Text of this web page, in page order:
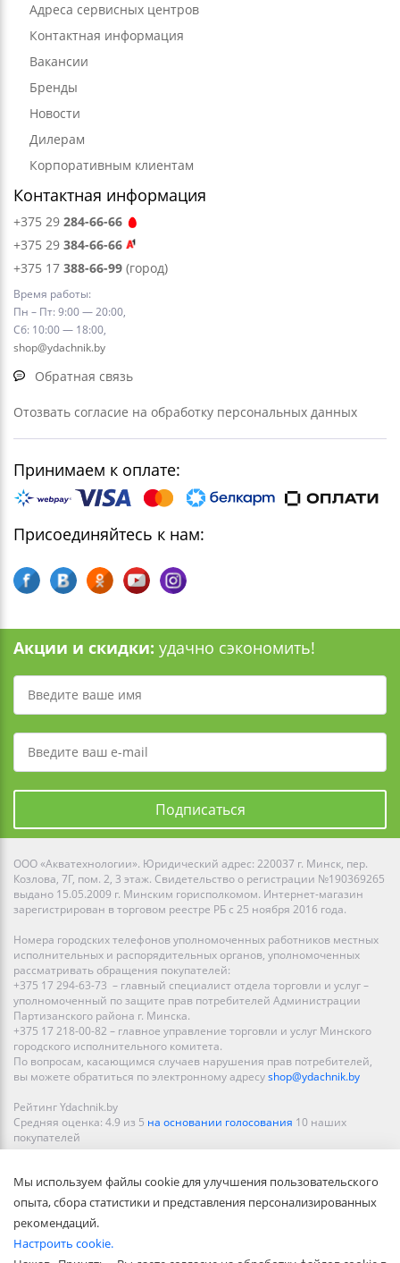
Адреса сервисных центров
Контактная информация
Вакансии
Бренды
Новости
Дилерам
Корпоративным клиентам
Контактная информация
+375 29 284-66-66
+375 29 384-66-66
+375 17 388-66-99 (город)
Время работы:
Пн – Пт: 9:00 — 20:00,
Сб: 10:00 — 18:00,
shop@ydachnik.by
Обратная связь
Отозвать согласие на обработку персональных данных
Принимаем к оплате:
Присоединяйтесь к нам:
Акции и скидки: удачно сэкономить!
Подписаться
ООО «Акватехнологии». Юридический адрес: 220037 г. Минск, пер.
Козлова, 7Г, пом. 2, 3 этаж. Свидетельство о регистрации №190369265
выдано 15.05.2009 г. Минским горисполкомом. Интернет-магазин
зарегистрирован в торговом реестре РБ с 25 ноября 2016 года.
Номера городских телефонов уполномоченных работников местных
исполнительных и распорядительных органов, уполномоченных
рассматривать обращения покупателей:
+375 17 294-63-73 – главный специалист отдела торговли и услуг –
уполномоченный по защите прав потребителей Администрации
Партизанского района г. Минска.
+375 17 218-00-82 – главное управление торговли и услуг Минского
городского исполнительного комитета.
По вопросам, касающимся случаев нарушения прав потребителей,
вы можете обратиться по электронному адресуshop@ydachnik.by
Рейтинг Ydachnik.by
Средняя оценка: 4.9 из 5 на основании голосования 10 наших
покупателей
Гродно, Могилеве, Бобруйске, Барановичах, Молодечно,
Новополоцке, Пинске, Солигорске. При заказе в интернет-магазине
доставка осуществляется по всей Беларуси.
Мы используем файлы cookie для улучшения пользовательского
опыта, сбора статистики и представления персонализированных
рекомендаций.
Настроить cookie.